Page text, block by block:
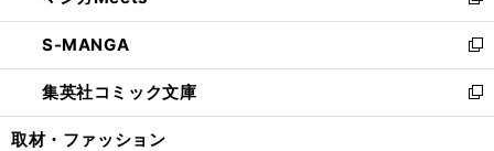
開
く
ウ
で
開
く
ン
ド
ウ
で
開
ウ
ィ
ン
ド
ウ
し
い
ウ
ィ
ン
S-MANGA
新
し
い
ウ
集英社コミック文庫
新
し
取材・ファッション